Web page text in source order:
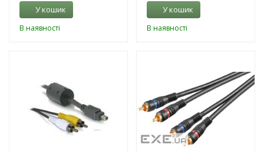
У кошик
В наявності
У кошик
В наявності